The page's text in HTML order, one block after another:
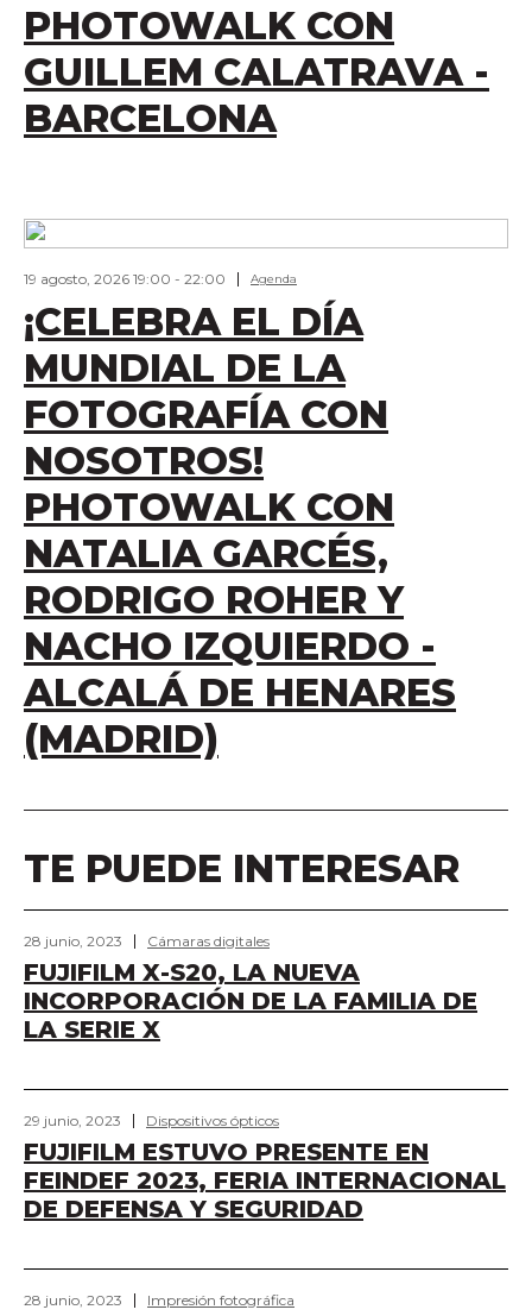
PHOTOWALK CON
GUILLEM CALATRAVA -
BARCELONA
19 agosto, 2026 19:00 - 22:00 Agenda
¡CELEBRA EL DÍA
MUNDIAL DE LA
FOTOGRAFÍA CON
NOSOTROS!
PHOTOWALK CON
NATALIA GARCÉS,
RODRIGO ROHER Y
NACHO IZQUIERDO -
ALCALÁ DE HENARES
(MADRID)
TE PUEDE INTERESAR
28 junio, 2023 Cámaras digitales
FUJIFILM X-S20, LA NUEVA
INCORPORACIÓN DE LA FAMILIA DE
LA SERIE X
29 junio, 2023 Dispositivos ópticos
FUJIFILM ESTUVO PRESENTE EN
FEINDEF 2023, FERIA INTERNACIONAL
DE DEFENSA Y SEGURIDAD
28 junio, 2023 Impresión fotográfica